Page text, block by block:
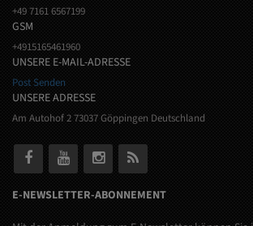
+49 7161 6567199
GSM
+4915165461960
UNSERE E-MAIL-ADRESSE
Post Senden
UNSERE ADRESSE
Am Autohof 2 73037 Göppingen Deutschland
E-NEWSLETTER-ABONNEMENT